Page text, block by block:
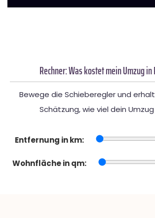
Rechner: Was kostet mein Umzug in
Bewege die Schieberegler und
Schätzung, wie viel dein
Entfernung in km:
Wohnfläche in qm: